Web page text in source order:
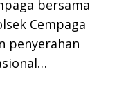
bersama
Cempaga
penyerahan